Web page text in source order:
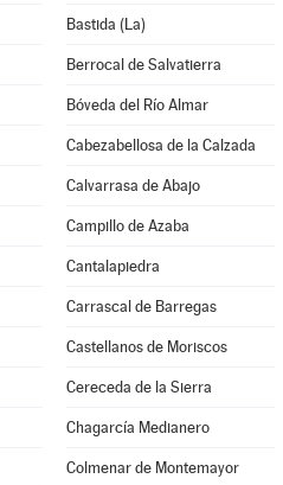
Bastida (La)
Berrocal de Salvatierra
Bóveda del Río Almar
Cabezabellosa de la Calzada
Calvarrasa de Abajo
Campillo de Azaba
Cantalapiedra
Carrascal de Barregas
Castellanos de Moriscos
Cereceda de la Sierra
Chagarcía Medianero
Colmenar de Montemayor